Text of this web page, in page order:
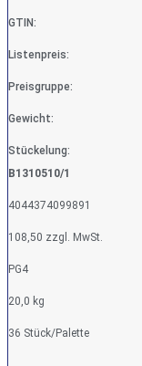
GTIN:
Listenpreis:
Preisgruppe:
Gewicht:
Stückelung:
B1310510/1
4044374099891
108,50 zzgl. MwSt.
PG4
20,0 kg
36 Stück/Palette